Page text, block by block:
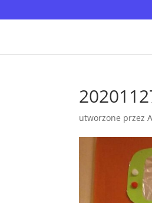
utworzone przez